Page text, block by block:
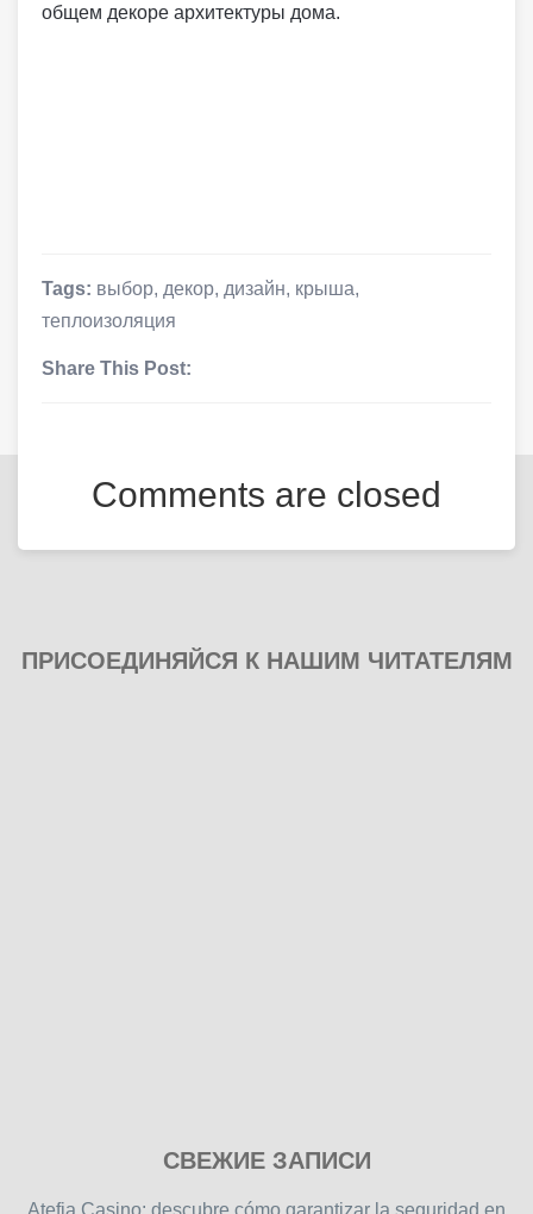
общем декоре архитектуры дома.
Tags: выбор, декор, дизайн, крыша,
теплоизоляция
Share This Post:
Comments are closed
ПРИСОЕДИНЯЙСЯ К НАШИМ ЧИТАТЕЛЯМ
free
СВЕЖИЕ ЗАПИСИ
Atefia Casino: descubre cómo garantizar la seguridad en